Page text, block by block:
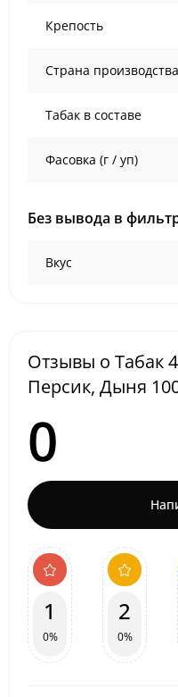
Крепость
Страна производства
Табак в составе
Фасовка (г / уп)
Без вывода в
Вкус
Отзывы о Табак
Персик, Дыня
0
1
0%
2
0%